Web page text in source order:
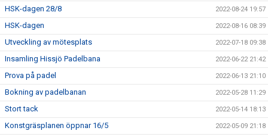
HSK-dagen 28/8 2022-08-24 19:57
HSK-dagen 2022-08-16 08:39
Utveckling av mötesplats 2022-07-18 09:38
Insamling Hissjö Padelbana 2022-06-22 21:42
Prova på padel 2022-06-13 21:10
Bokning av padelbanan 2022-05-28 11:29
Stort tack 2022-05-14 18:13
Konstgräsplanen öppnar 16/5 2022-05-09 21:18